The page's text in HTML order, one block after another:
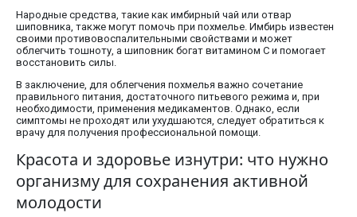
Народные средства, такие как имбирный чай или отвар
шиповника, также могут помочь при похмелье. Имбирь известен
своими противовоспалительными свойствами и может
облегчить тошноту, а шиповник богат витамином C и помогает
восстановить силы.
В заключение, для облегчения похмелья важно сочетание
правильного питания, достаточного питьевого режима и, при
необходимости, применения медикаментов. Однако, если
симптомы не проходят или ухудшаются, следует обратиться к
врачу для получения профессиональной помощи.
Красота и здоровье изнутри: что нужно
организму для сохранения активной
молодости